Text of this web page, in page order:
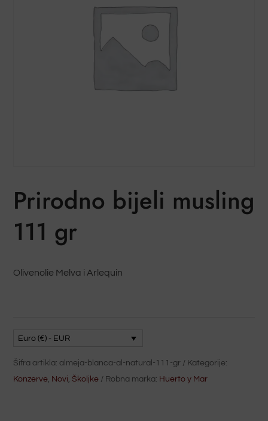
Prirodno bijeli musling
111 gr
Olivenolie Melva i Arlequin
Euro (€) - EUR
Šifra artikla: almeja-blanca-al-natural-111-gr
Kategorije:
Konzerve Novi ,Školjke Robna marka: Huerto y Mar